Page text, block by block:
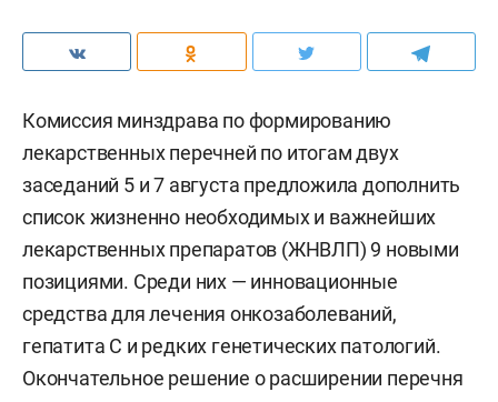
Комиссия минздрава по формированию
лекарственных перечней по итогам двух
заседаний 5 и 7 августа предложила дополнить
список жизненно необходимых и важнейших
лекарственных препаратов (ЖНВЛП) 9 новыми
позициями. Среди них — инновационные
средства для лечения онкозаболеваний,
гепатита С и редких генетических патологий.
Окончательное решение о расширении перечня